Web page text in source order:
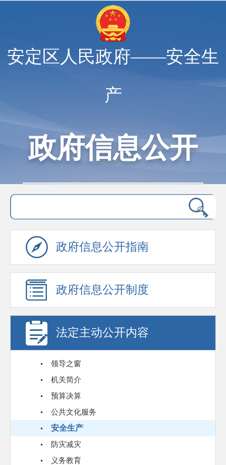
安定区人民政府——安全生
产
政府信息公开
政府信息公开指南
政府信息公开制度
法定主动公开内容
领导之窗
机关简介
预算决算
公共文化服务
安全生产
防灾减灾
义务教育